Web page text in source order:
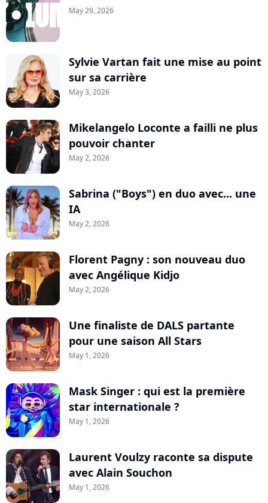
May 29, 2026
Sylvie Vartan fait une mise au point
sur sa carrière
May 3, 2026
Mikelangelo Loconte a failli ne plus
pouvoir chanter
May 2, 2026
Sabrina ("Boys") en duo avec... une
IA
May 2, 2026
Florent Pagny : son nouveau duo
avec Angélique Kidjo
May 2, 2026
Une finaliste de DALS partante
pour une saison All Stars
May 1, 2026
Mask Singer : qui est la première
star internationale ?
May 1, 2026
Laurent Voulzy raconte sa dispute
avec Alain Souchon
May 1, 2026